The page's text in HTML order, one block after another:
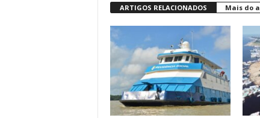
ARTIGOS RELACIONADOS Mais do